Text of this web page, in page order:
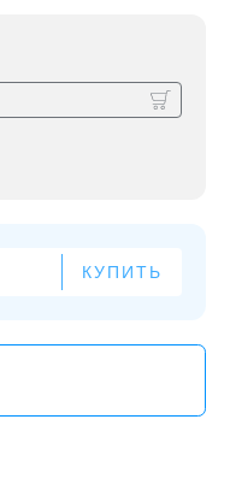
КУПИТЬ